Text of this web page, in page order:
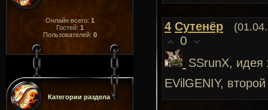
Онлайн всего: 1
Гостей: 1
Пользователей: 0
Категории раздела
4 Сутенёр
0
SSrunX, идея
EVilGENIY,